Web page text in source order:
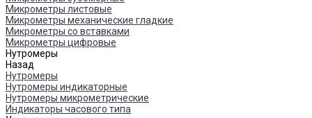
Микрометры листовые
Микрометры механические гладкие
Микрометры со вставками
Микрометры цифровые
Нутромеры
Назад
Нутромеры
Нутромеры индикаторные
Нутромеры микрометрические
Индикаторы часового типа